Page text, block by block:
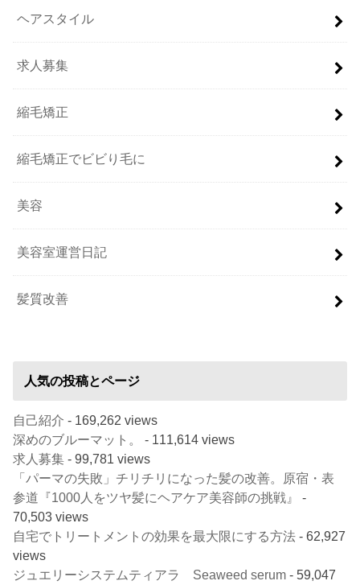
ヘアスタイル
求人募集
縮毛矯正
縮毛矯正でビビり毛に
美容
美容室運営日記
髪質改善
人気の投稿とページ
自己紹介 - 169,262 views
深めのブルーマット。
- 111,614 views
求人募集 - 99,781 views
「パーマの失敗」チリチリになった髪の改善。原宿・表
参道『1000人をツヤ髪にヘアケア美容師の挑戦』
-
70,503 views
自宅でトリートメントの効果を最大限にする方法 - 62,927
views
ジュエリーシステムティアラ Seaweed serum - 59,047